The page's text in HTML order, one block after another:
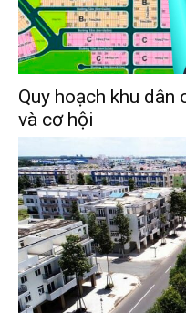
Quy hoạch khu
và cơ hội